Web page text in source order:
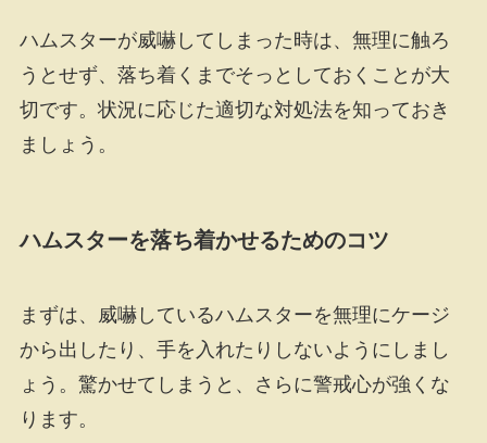
ハムスターが威嚇してしまった時は、無理に触ろ
うとせず、落ち着くまでそっとしておくことが大
切です。状況に応じた適切な対処法を知っておき
ましょう。
ハムスターを落ち着かせるためのコツ
まずは、威嚇しているハムスターを無理にケージ
から出したり、手を入れたりしないようにしまし
ょう。驚かせてしまうと、さらに警戒心が強くな
ります。